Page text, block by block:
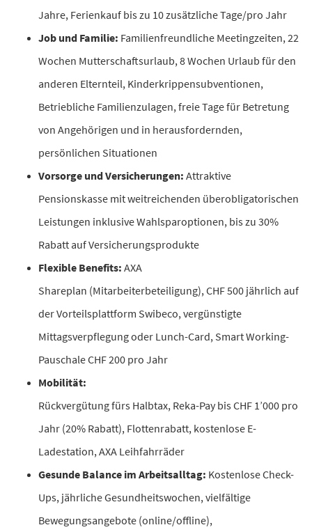
Jahre, Ferienkauf bis zu 10 zusätzliche Tage/pro Jahr
Job und Familie: Familienfreundliche Meetingzeiten, 22
Wochen Mutterschaftsurlaub, 8 Wochen Urlaub für den
anderen Elternteil, Kinderkrippensubventionen,
Betriebliche Familienzulagen, freie Tage für Betretung
von Angehörigen und in herausfordernden,
persönlichen Situationen
Vorsorge und Versicherungen: Attraktive
Pensionskasse mit weitreichenden überobligatorischen
Leistungen inklusive Wahlsparoptionen, bis zu 30%
Rabatt auf Versicherungsprodukte
Flexible Benefits: AXA
Shareplan (Mitarbeiterbeteiligung), CHF 500 jährlich auf
der Vorteilsplattform Swibeco, vergünstigte
Mittagsverpflegung oder Lunch-Card, Smart Working-
Pauschale CHF 200 pro Jahr
Mobilität:
Rückvergütung fürs Halbtax, Reka-Pay bis CHF 1’000 pro
Jahr (20% Rabatt), Flottenrabatt, kostenlose E-
Ladestation, AXA Leihfahrräder
Gesunde Balance im Arbeitsalltag: Kostenlose Check-
Ups, jährliche Gesundheitswochen, vielfältige
Bewegungsangebote (online/offline),